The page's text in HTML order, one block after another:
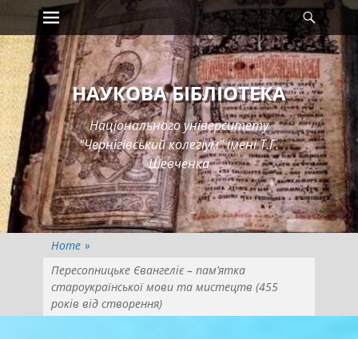
Skip
to
content
Primary Menu
НАУКОВА БІБЛІОТЕКА
Національного університету
"Чернігівський колегіум" імені Т.Г.
Шевченка
Home »
Пересопницьке Євангеліє – пам’ятка
староукраїнської мови та мистецтв (455
років від створення)